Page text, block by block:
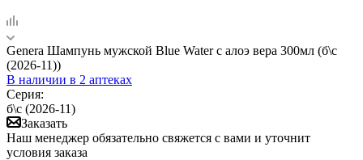
Genera Шампунь мужской Blue Water с алоэ вера 300мл (б\с
(2026-11))
В наличии в 2 аптеках
Серия:
б\с (2026-11)
Заказать
Наш менеджер обязательно свяжется с вами и уточнит
условия заказа